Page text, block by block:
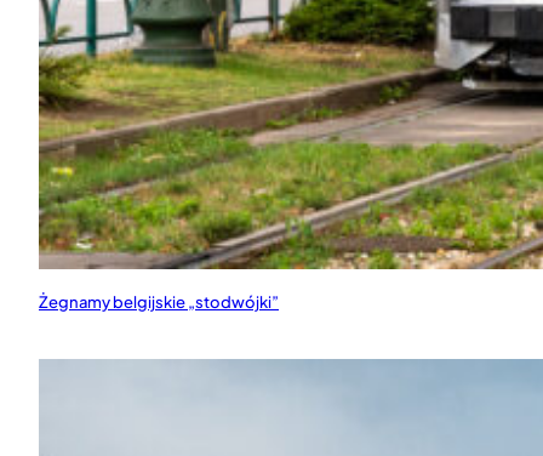
Żegnamy belgijskie „stodwójki”